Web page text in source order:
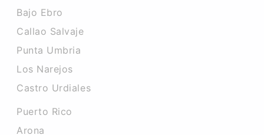
Bajo Ebro
Callao Salvaje
Punta Umbria
Los Narejos
Castro Urdiales
Puerto Rico
Arona